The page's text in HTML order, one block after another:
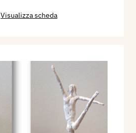
Visualizza scheda